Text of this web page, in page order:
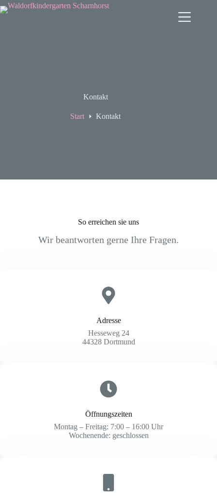
Zum
Inhalt
Kontakt
Start Kontakt
So erreichen sie uns
Wir beantworten gerne Ihre Fragen.
Adresse
Hesseweg 24
44328 Dortmund
Öffnungszeiten
Montag – Freitag: 7:00 – 16:00 Uhr
Wochenende: geschlossen